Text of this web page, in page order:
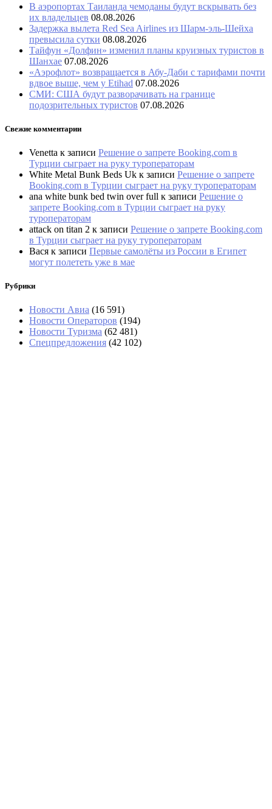
В аэропортах Таиланда чемоданы будут вскрывать без
их владельцев 08.08.2026
Задержка вылета Red Sea Airlines из Шарм-эль-Шейха
превысила сутки 08.08.2026
Тайфун «Долфин» изменил планы круизных туристов в
Шанхае 07.08.2026
«Аэрофлот» возвращается в Абу-Даби с тарифами почти
вдвое выше, чем у Etihad 07.08.2026
СМИ: США будут разворачивать на границе
подозрительных туристов 07.08.2026
Свежие комментарии
Venetta к записи Решение о запрете Booking.com в
Турции сыграет на руку туроператорам
White Metal Bunk Beds Uk к записи Решение о запрете
Booking.com в Турции сыграет на руку туроператорам
ana white bunk bed twin over full к записи Решение о
запрете Booking.com в Турции сыграет на руку
туроператорам
attack on titan 2 к записи Решение о запрете Booking.com
в Турции сыграет на руку туроператорам
Вася к записи Первые самолёты из России в Египет
могут полететь уже в мае
Рубрики
Новости Авиа (16 591)
Новости Операторов (194)
Новости Туризма (62 481)
Спецпредложения (42 102)